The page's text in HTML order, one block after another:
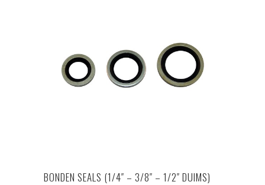
BONDEN SEALS (1/4″ – 3/8″ – 1/2″ DUIMS)